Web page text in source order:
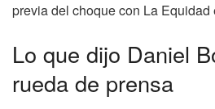
previa del choque con La
Lo que dijo Daniel
rueda de prensa